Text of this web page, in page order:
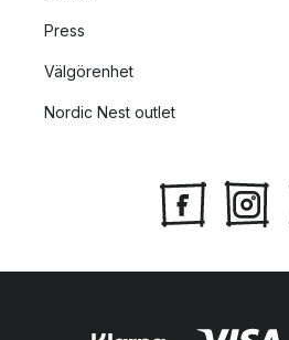
Press
Välgörenhet
Nordic Nest outlet